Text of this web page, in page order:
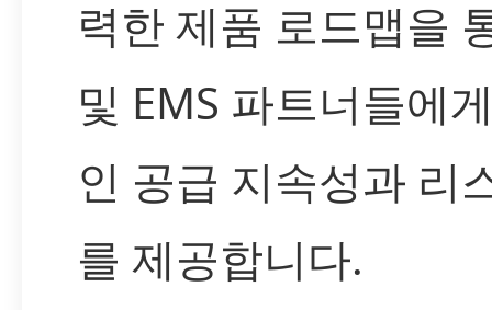
력한 제품 로드맵을
및 EMS 파트너들에
인 공급 지속성과 리
를 제공합니다.